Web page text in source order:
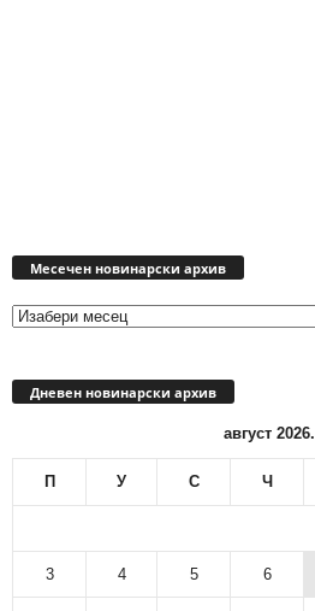
Месечен новинарски архив
Дневен новинарски архив
август 2026.
П У С Ч
3 4 5 6